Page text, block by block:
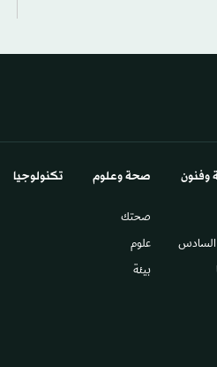
وفنون
السادس​
صحة وعلوم
صحتك
علوم
بيئة
تكنولوجيا